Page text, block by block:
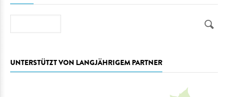
Suche
UNTERSTÜTZT VON LANGJÄHRIGEM PARTNER